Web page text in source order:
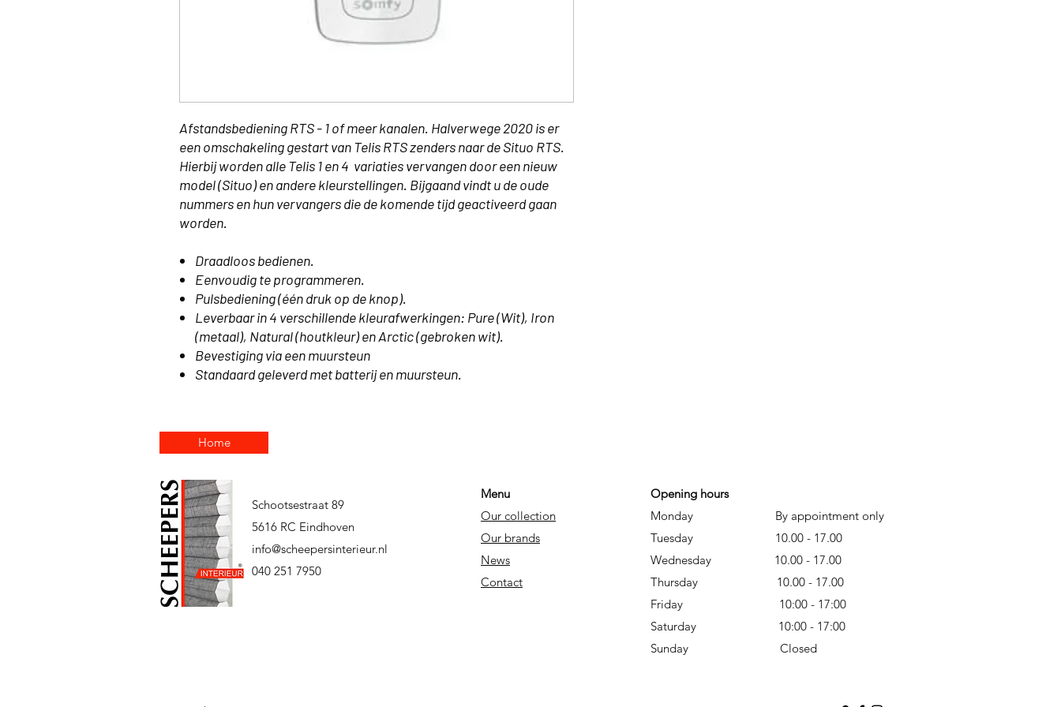
Afstandsbediening RTS - 1 of meer kanalen. Halverwege 2020 is er
een omschakeling gestart van Telis RTS zenders naar de Situo RTS.
Hierbij worden alle Telis 1 en 4 variaties vervangen door een nieuw
model (Situo) en andere kleurstellingen. Bijgaand vindt u de oude
nummers en hun vervangers die de komende tijd geactiveerd gaan
worden.
Draadloos bedienen.
Eenvoudig te programmeren.
Pulsbediening (één druk op de knop).
Leverbaar in 4 verschillende kleurafwerkingen: Pure (Wit), Iron
(metaal), Natural (houtkleur) en Arctic (gebroken wit).
Bevestiging via een muursteun
Standaard geleverd met batterij en muursteun.
Home
Schootsestraat 89
5616 RC Eindhoven
info@scheepersinterieur.nl
040 251 7950
Menu
Our collection
Our brands
News
Contact
Opening hours
Monday By appointment only
Tuesday 10.00 - 17.00
Wednesday
10.00 - 17.00
Thursday 10.00 - 17.00
Friday
10:00 - 17:00
Saturday 10:00 - 17:00
Sunday Closed